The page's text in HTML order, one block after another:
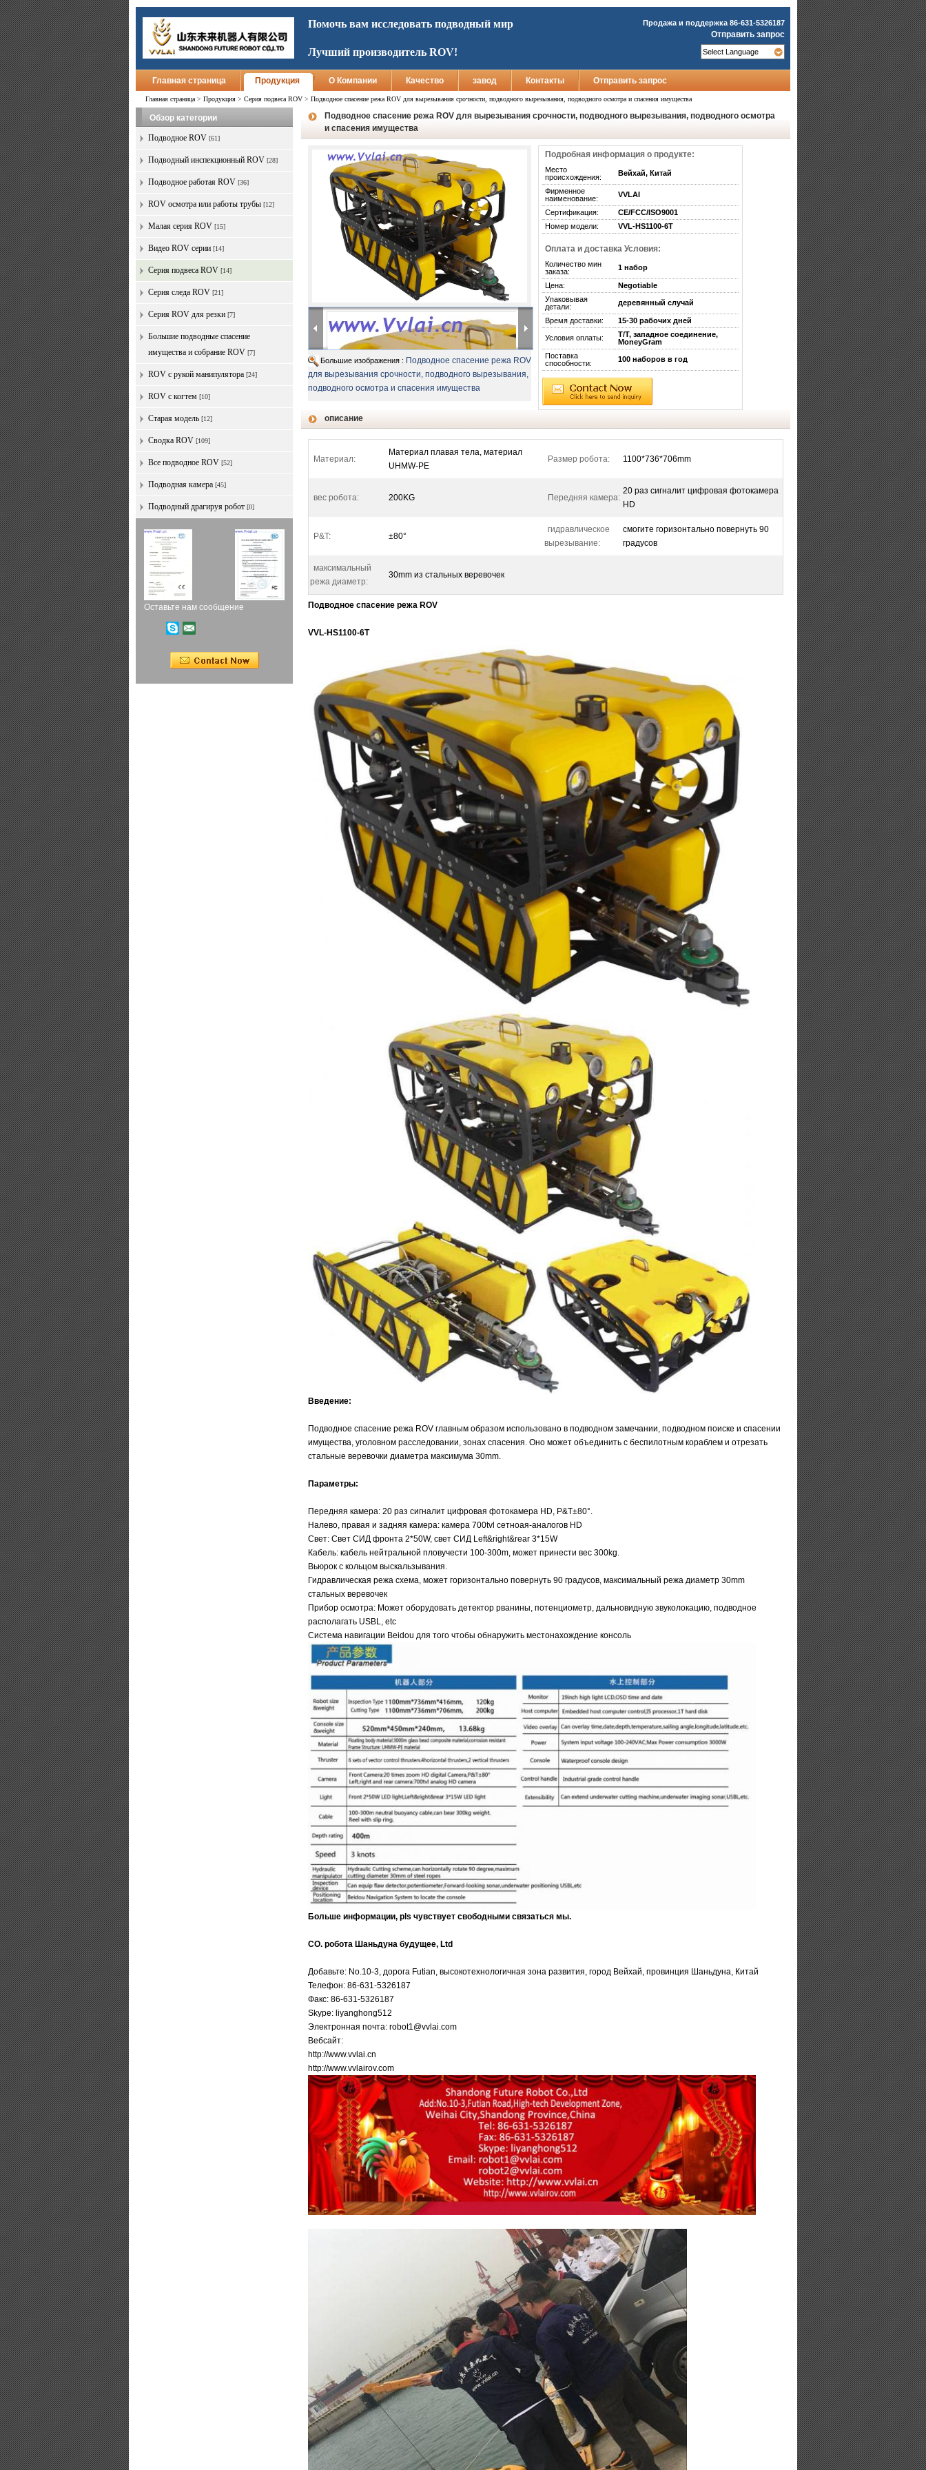
Помочь вам исследовать подводный мир
Лучший производитель ROV!
Продажа и поддержка 86-631-5326187
Отправить запрос
Главная страница Продукция О Компании Качество завод Контакты Отправить запрос
Главная страница > Продукция > Серия подвеса ROV > Подводное спасение режа ROV для вырезывания срочности, подводного вырезывания, подводного осмотра и спасения имущества
Обзор категории
Подводное ROV [61]
Подводный инспекционный ROV [28]
Подводное работая ROV [36]
ROV осмотра или работы трубы [12]
Малая серия ROV [15]
Видео ROV серии [14]
Серия подвеса ROV [14]
Серия следа ROV [21]
Серия ROV для резки [7]
Большие подводные спасение
имущества и собрание ROV [7]
ROV с рукой манипулятора [24]
ROV с когтем [10]
Старая модель [12]
Сводка ROV [109]
Все подводное ROV [52]
Подводная камера [45]
Подводный драгируя робот [0]
Оставьте нам сообщение
Подводное спасение режа ROV для вырезывания срочности, подводного вырезывания, подводного осмотра
и спасения имущества
Большие изображения : Подводное спасение режа ROV
для вырезывания срочности, подводного вырезывания,
подводного осмотра и спасения имущества
Подробная информация о продукте:
Место
происхождения:
Вейхай, Китай
Фирменное
наименование:
VVLAI
Сертификация:
CE/FCC/ISO9001
Номер модели:
VVL-HS1100-6T
Оплата и доставка Условия:
Количество мин
заказа:
1 набор
Цена:
Negotiable
Упаковывая
детали:
деревянный случай
Время доставки: 15-30 рабочих дней
Условия оплаты:
T/T, западное соединение,
MoneyGram
Поставка
способности:
100 наборов в год
описание
Материал:
Материал плавая тела, материал
UHMW-PE
Размер робота: 1100*736*706mm
вес робота: 200KG Передняя камера:
20 раз сигналит цифровая фотокамера
HD
P&T: ±80°
гидравлическое
вырезывание:
смогите горизонтально повернуть 90
градусов
максимальный
режа диаметр:
30mm из стальных веревочек
Подводное спасение режа ROV
VVL-HS1100-6T
Введение:
Подводное спасение режа ROV главным образом использовано в подводном замечании, подводном поиске и спасении
имущества, уголовном расследовании, зонах спасения. Оно может объединить с беспилотным кораблем и отрезать
стальные веревочки диаметра максимума 30mm.
Параметры:
Передняя камера: 20 раз сигналит цифровая фотокамера HD, P&T±80°.
Налево, правая и задняя камера: камера 700tvl сетноая-аналогов HD
Свет: Свет СИД фронта 2*50W, свет СИД Left&right&rear 3*15W
Кабель: кабель нейтральной пловучести 100-300m, может принести вес 300kg.
Вьюрок с кольцом выскальзывания.
Гидравлическая режа схема, может горизонтально повернуть 90 градусов, максимальный режа диаметр 30mm
стальных веревочек
Прибор осмотра: Может оборудовать детектор рванины, потенциометр, дальновидную звуколокацию, подводное
располагать USBL, etc
Система навигации Beidou для того чтобы обнаружить местонахождение консоль
Больше информации, pls чувствует свободными связаться мы.
CO. робота Шаньдуна будущее, Ltd
Добавьте: No.10-3, дорога Futian, высокотехнологичная зона развития, город Вейхай, провинция Шаньдуна, Китай
Телефон: 86-631-5326187
Факс: 86-631-5326187
Skype: liyanghong512
Электронная почта: robot1@vvlai.com
Вебсайт:
http://www.vvlai.cn
http://www.vvlairov.com